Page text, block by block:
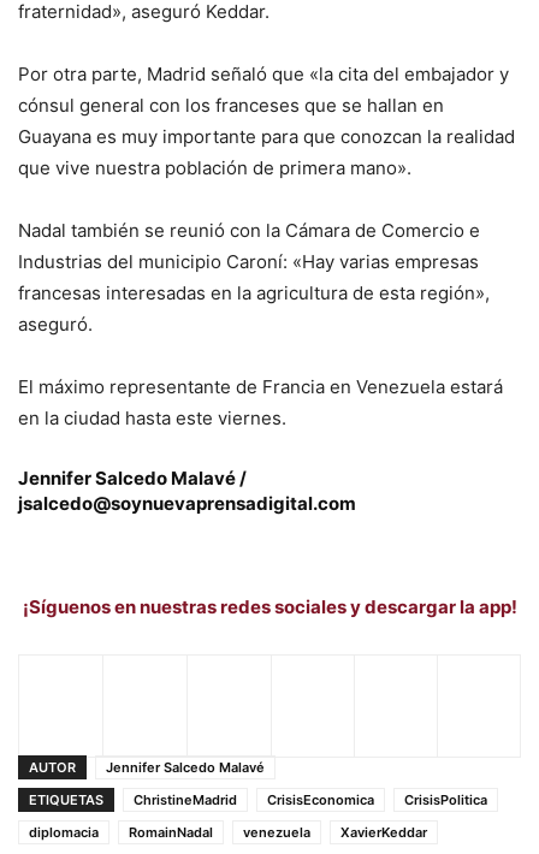
fraternidad», aseguró Keddar.
Por otra parte, Madrid señaló que «la cita del embajador y
cónsul general con los franceses que se hallan en
Guayana es muy importante para que conozcan la realidad
que vive nuestra población de primera mano».
Nadal también se reunió con la Cámara de Comercio e
Industrias del municipio Caroní: «Hay varias empresas
francesas interesadas en la agricultura de esta región»,
aseguró.
El máximo representante de Francia en Venezuela estará
en la ciudad hasta este viernes.
Jennifer Salcedo Malavé /
jsalcedo@soynuevaprensadigital.com
¡Síguenos en nuestras redes sociales y descargar la app!
AUTOR
Jennifer Salcedo Malavé
ETIQUETAS
ChristineMadrid CrisisEconomica
CrisisPolitica
diplomacia
RomainNadal venezuela XavierKeddar